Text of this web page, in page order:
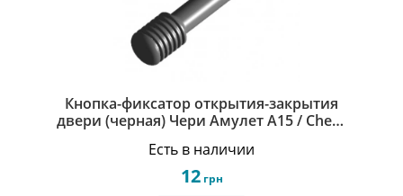
Кнопка-фиксатор открытия-закрытия
двери (черная) Чери Амулет А15 / Chery
Есть в наличии
12грн